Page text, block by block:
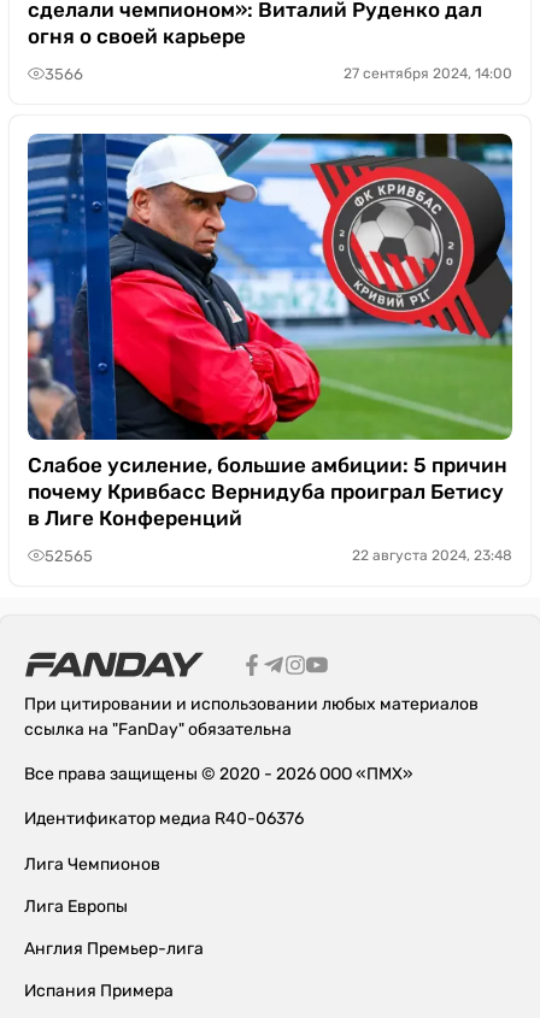
сделали чемпионом»: Виталий Руденко дал
огня о своей карьере
3566 27 сентября 2024, 14:00
Слабое усиление, большие амбиции: 5 причин
почему Кривбасс Вернидуба проиграл Бетису
в Лиге Конференций
52565 22 августа 2024, 23:48
При цитировании и использовании любых материалов
ссылка на "FanDay" обязательна
Все права защищены © 2020 - 2026 ООО «ПМХ»
Идентификатор медиа R40-06376
Лига Чемпионов
Лига Европы
Англия Премьер-лига
Испания Примера